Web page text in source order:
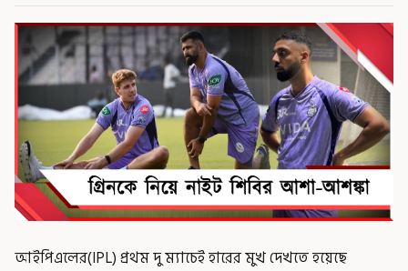
আইপিএলের(IPL) প্রথম দু ম্যাচেই হারের মুখ দেখতে হয়েছে